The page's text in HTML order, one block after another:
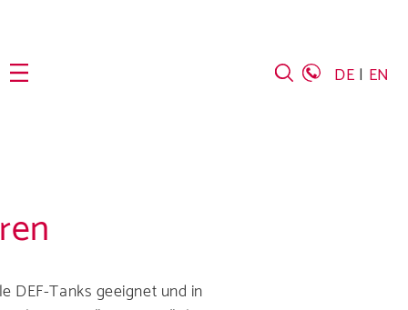
DE EN
DEF-Tanks geeignet und in